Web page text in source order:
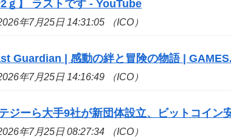
ｇ】 ラストです - YouTube
年7月25日 14:31:05 （ICO）
Guardian | 感動の絆と冒険の物語 |
年7月25日 14:16:49 （ICO）
ジーら大手9社が新団体設立、ビットコイ
年7月25日 08:27:34 （ICO）